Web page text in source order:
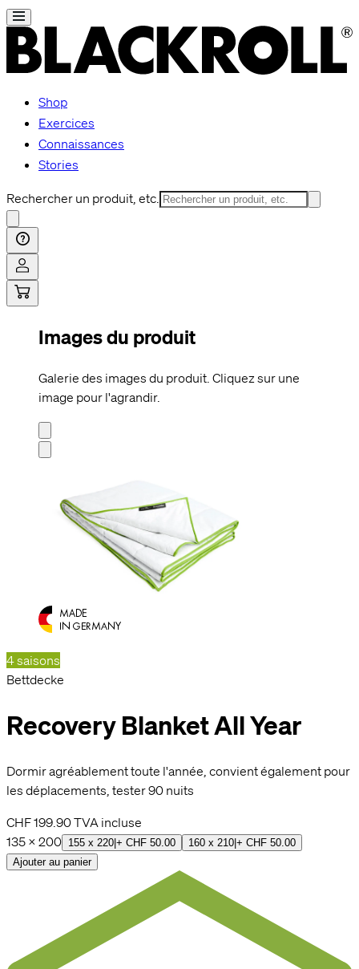
Shop
Exercices
Connaissances
Stories
Rechercher un produit, etc.
Images du produit
Galerie des images du produit. Cliquez sur une
image pour l'agrandir.
4 saisons
Bettdecke
Recovery Blanket All Year
Dormir agréablement toute l'année, convient également pour
les déplacements, tester 90 nuits
CHF 199.90TVA incluse
135 x 200 155 x 220 + CHF 50.00 160 x 210 + CHF 50.00
Ajouter au panier